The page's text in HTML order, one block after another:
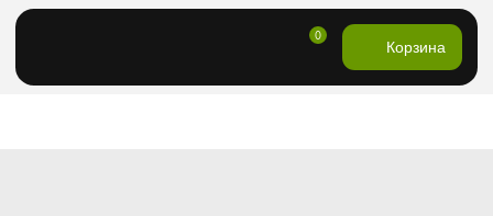
Корзина